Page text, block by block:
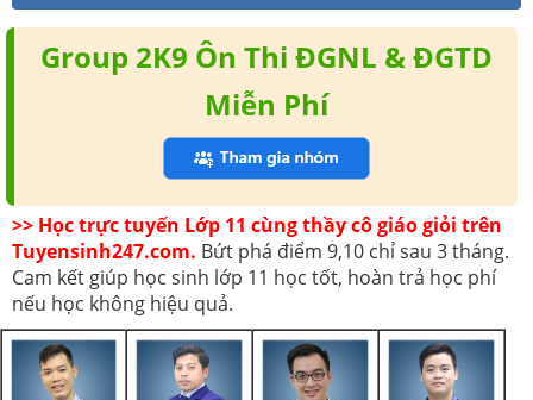
Group 2K9 Ôn Thi ĐGNL & ĐGTD
Miễn Phí
>> Học trực tuyến Lớp 11 cùng thầy cô giáo giỏi trên
Tuyensinh247.com. Bứt phá điểm 9,10 chỉ sau 3 tháng.
Cam kết giúp học sinh lớp 11 học tốt, hoàn trả học phí
nếu học không hiệu quả.